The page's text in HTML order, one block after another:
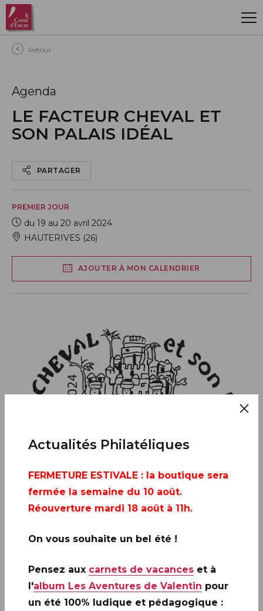
Aller au contenu principal
Retour
Agenda
LE FACTEUR CHEVAL ET
SON PALAIS IDÉAL
PARTAGER
PREMIER JOUR
du 19 au 20 avril 2024
HAUTERIVES (26)
AJOUTER À MON CALENDRIER
HAUTERIVES (26)
Actualités Philatéliques
FERMETURE ESTIVALE : la boutique sera
fermée la semaine du 10 août.
Réouverture mardi 18 août à 11h.
On vous souhaite un bel été !
Pensez aux carnets de vacances et à
l'album Les Aventures de Valentin pour
un été 100% ludique et pédagogique :